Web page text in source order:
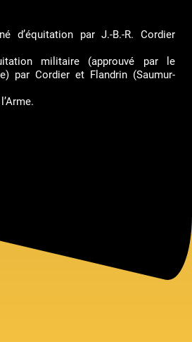
d’équitation par J.-B.-R. Cordier
militaire (approuvé par le
par Cordier et Flandrin (Saumur-